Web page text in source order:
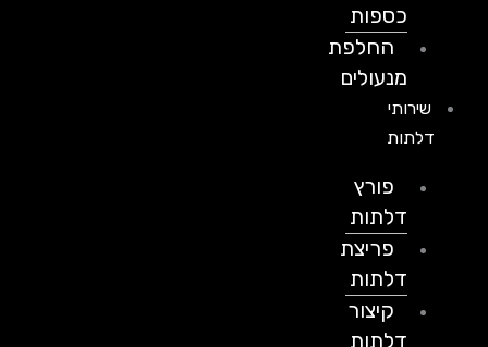
כספות
החלפת
מנעולים
שירותי
דלתות
פורץ
דלתות
פריצת
דלתות
קיצור
דלתות